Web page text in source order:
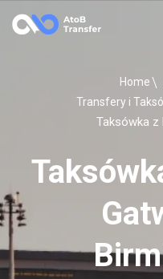
Home
Transfery i